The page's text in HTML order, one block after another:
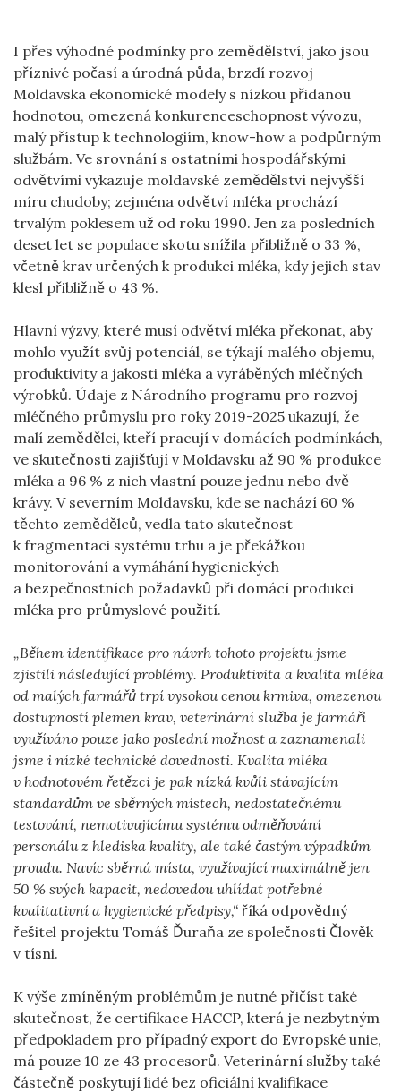
I přes výhodné podmínky pro zemědělství, jako jsou
příznivé počasí a úrodná půda, brzdí rozvoj
Moldavska ekonomické modely s nízkou přidanou
hodnotou, omezená konkurenceschopnost vývozu,
malý přístup k technologiím, know-how a podpůrným
službám. Ve srovnání s ostatními hospodářskými
odvětvími vykazuje moldavské zemědělství nejvyšší
míru chudoby; zejména odvětví mléka prochází
trvalým poklesem už od roku 1990. Jen za posledních
deset let se populace skotu snížila přibližně o 33 %,
včetně krav určených k produkci mléka, kdy jejich stav
klesl přibližně o 43 %.
Hlavní výzvy, které musí odvětví mléka překonat, aby
mohlo využít svůj potenciál, se týkají malého objemu,
produktivity a jakosti mléka a vyráběných mléčných
výrobků. Údaje z Národního programu pro rozvoj
mléčného průmyslu pro roky 2019-2025 ukazují, že
malí zemědělci, kteří pracují v domácích podmínkách,
ve skutečnosti zajišťují v Moldavsku až 90 % produkce
mléka a 96 % z nich vlastní pouze jednu nebo dvě
krávy. V severním Moldavsku, kde se nachází 60 %
těchto zemědělců, vedla tato skutečnost
k fragmentaci systému trhu a je překážkou
monitorování a vymáhání hygienických
a bezpečnostních požadavků při domácí produkci
mléka pro průmyslové použití.
„Během identifikace pro návrh tohoto projektu jsme
zjistili následující problémy. Produktivita a kvalita mléka
od malých farmářů trpí vysokou cenou krmiva, omezenou
dostupností plemen krav, veterinární služba je farmáři
využíváno pouze jako poslední možnost a zaznamenali
jsme i nízké technické dovednosti. Kvalita mléka
v hodnotovém řetězci je pak nízká kvůli stávajícím
standardům ve sběrných místech, nedostatečnému
testování, nemotivujícímu systému odměňování
personálu z hlediska kvality, ale také častým výpadkům
proudu. Navíc sběrná místa, využívající maximálně jen
50 % svých kapacit, nedovedou uhlídat potřebné
kvalitativní a hygienické předpisy,“ říká odpovědný
řešitel projektu Tomáš Ďuraňa ze společnosti Člověk
v tísni.
K výše zmíněným problémům je nutné přičíst také
skutečnost, že certifikace HACCP, která je nezbytným
předpokladem pro případný export do Evropské unie,
má pouze 10 ze 43 procesorů. Veterinární služby také
částečně poskytují lidé bez oficiální kvalifikace